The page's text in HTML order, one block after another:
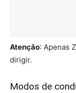
Atenção: Apenas
dirigir.
Modos de